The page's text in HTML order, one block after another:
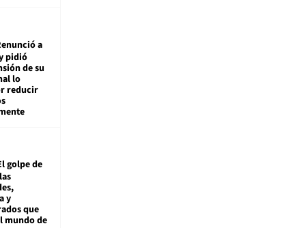
a
pidió
de su
lo
reducir
golpe de
y
que
mundo de